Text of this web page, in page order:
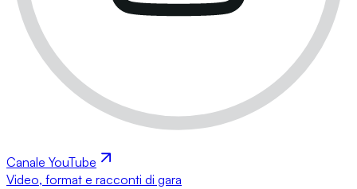
Canale YouTube
Video, format e racconti di gara